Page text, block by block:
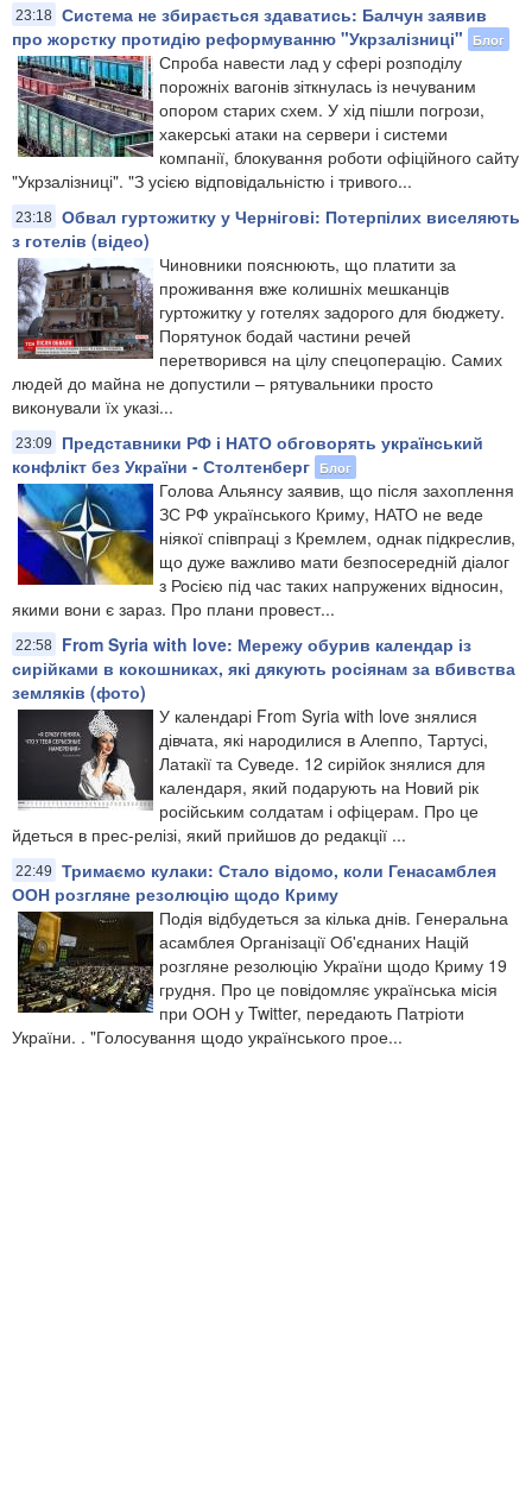
23:18 Система не збирається здаватись: Балчун заявив
про жорстку протидію реформуванню "Укрзалізниці"
Блог
Спроба навести лад у сфері розподілу
порожніх вагонів зіткнулась із нечуваним
опором старих схем. У хід пішли погрози,
хакерські атаки на сервери і системи
компанії, блокування роботи офіційного сайту
"Укрзалізниці". "З усією відповідальністю і тривого...
23:18 Обвал гуртожитку у Чернігові: Потерпілих виселяють
з готелів (відео)
Чиновники пояснюють, що платити за
проживання вже колишніх мешканців
гуртожитку у готелях задорого для бюджету.
Порятунок бодай частини речей
перетворився на цілу спецоперацію. Самих
людей до майна не допустили – рятувальники просто
виконували їх указі...
23:09
Представники РФ і НАТО обговорять український
конфлікт без України - Столтенберг Блог
Голова Альянсу заявив, що після захоплення
ЗС РФ українського Криму, НАТО не веде
ніякої співпраці з Кремлем, однак підкреслив,
що дуже важливо мати безпосередній діалог
з Росією під час таких напружених відносин,
якими вони є зараз. Про плани провест...
22:58
From Syria with love: Мережу обурив календар із
сирійками в кокошниках, які дякують росіянам за вбивства
земляків (фото)
У календарі From Syria with love знялися
дівчата, які народилися в Алеппо, Тартусі,
Латакії та Суведе. 12 сирійок знялися для
календаря, який подарують на Новий рік
російським солдатам і офіцерам. Про це
йдеться в прес-релізі, який прийшов до редакції ...
22:49
Тримаємо кулаки: Стало відомо, коли Генасамблея
ООН розгляне резолюцію щодо Криму
​Подія відбудеться за кілька днів. Генеральна
асамблея Організації Об'єднаних Націй
розгляне резолюцію України щодо Криму 19
грудня. Про це повідомляє українська місія
при ООН у Twitter, передають Патріоти
України. . "Голосування щодо українського прое...